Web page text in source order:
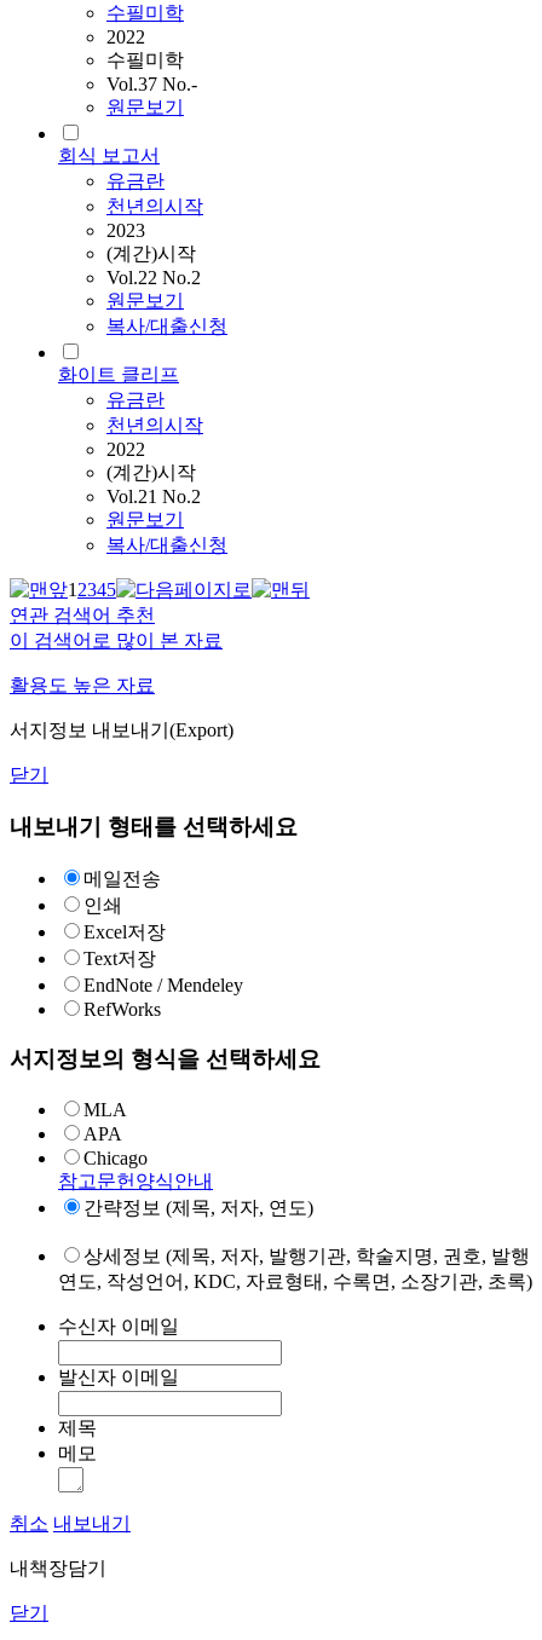
수필미학
2022
수필미학
Vol.37 No.-
원문보기
회식 보고서
유금란
천년의시작
2023
(계간)시작
Vol.22 No.2
원문보기
복사/대출신청
화이트 클리프
유금란
천년의시작
2022
(계간)시작
Vol.21 No.2
원문보기
복사/대출신청
12345
연관 검색어 추천
이 검색어로 많이 본 자료
활용도 높은 자료
서지정보 내보내기(Export)
닫기
내보내기 형태를 선택하세요
메일전송
인쇄
Excel저장
Text저장
EndNote / Mendeley
RefWorks
서지정보의 형식을 선택하세요
MLA
APA
Chicago
참고문헌양식안내
간략정보 (제목, 저자, 연도)
상세정보 (제목, 저자, 발행기관, 학술지명, 권호, 발행
연도, 작성언어, KDC, 자료형태, 수록면, 소장기관, 초록)
수신자 이메일
발신자 이메일
제목
메모
취소 내보내기
내책장담기
닫기